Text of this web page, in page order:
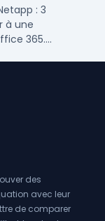
: 3
à une
365.
des
avec leur
de comparer